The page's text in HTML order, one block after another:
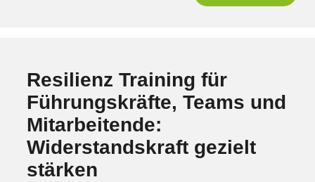
Resilienz Training für
Führungskräfte, Teams und
Mitarbeitende:
Widerstandskraft gezielt
stärken